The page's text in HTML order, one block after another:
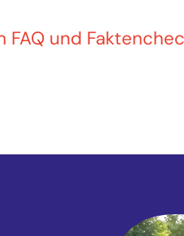
FAQ und